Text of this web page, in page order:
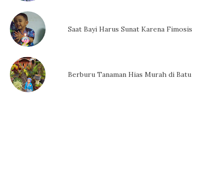
Saat Bayi Harus Sunat Karena Fimosis
Berburu Tanaman Hias Murah di Batu